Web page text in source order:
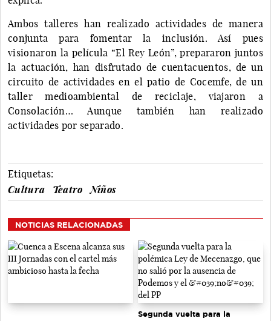
Ambos talleres han realizado actividades de manera
conjunta para fomentar la inclusión. Así pues
visionaron la película “El Rey León”, prepararon juntos
la actuación, han disfrutado de cuentacuentos, de un
circuito de actividades en el patio de Cocemfe, de un
taller medioambiental de reciclaje, viajaron a
Consolación… Aunque también han realizado
actividades por separado.
Etiquetas:
Cultura
Teatro Niños
NOTICIAS RELACIONADAS
Segunda vuelta para la